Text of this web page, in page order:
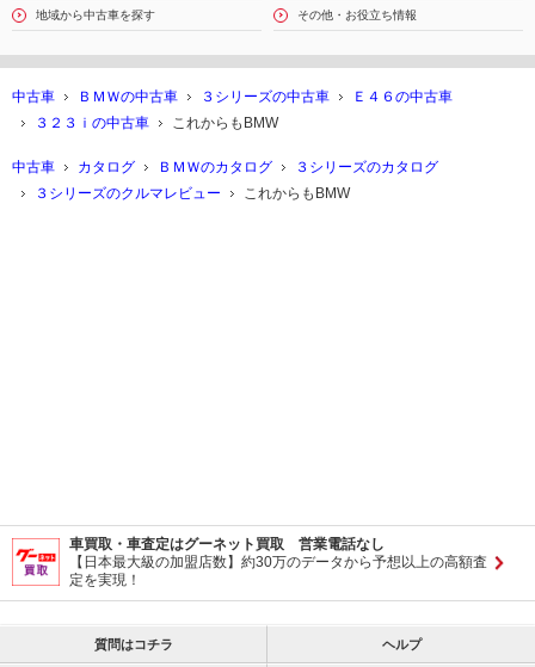
地域から中古車を探す その他・お役立ち情報
中古車 ＢＭＷの中古車 ３シリーズの中古車
Ｅ４６の中古車
３２３ｉの中古車
これからもBMW
中古車 カタログ ＢＭＷのカタログ
３シリーズのカタログ
３シリーズのクルマレビュー
これからもBMW
車買取・車査定はグーネット買取 営業電話なし
【日本最大級の加盟店数】約30万のデータから予想以上の高額査
定を実現！
質問はコチラ ヘルプ